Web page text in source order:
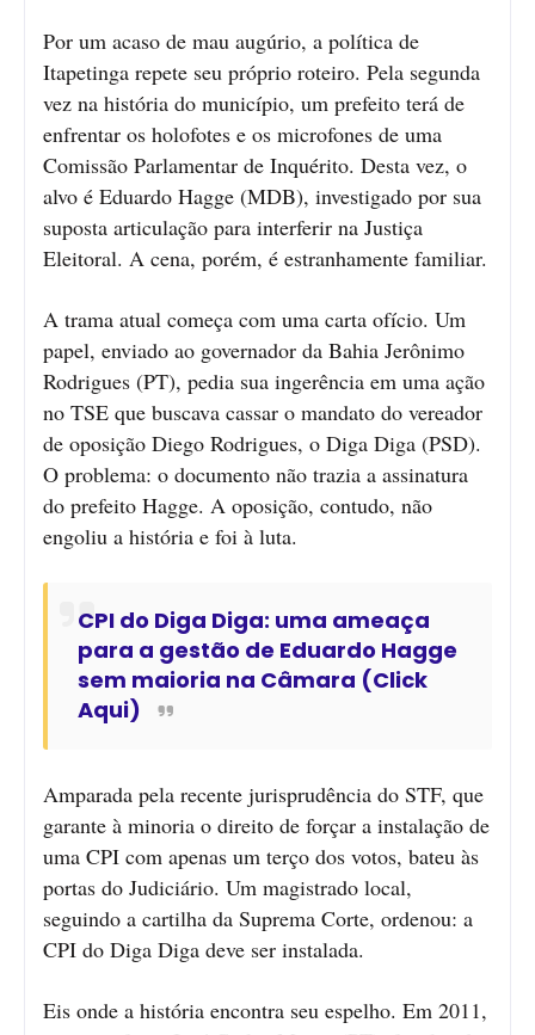
Por um acaso de mau augúrio, a política de
Itapetinga repete seu próprio roteiro. Pela segunda
vez na história do município, um prefeito terá de
enfrentar os holofotes e os microfones de uma
Comissão Parlamentar de Inquérito. Desta vez, o
alvo é Eduardo Hagge (MDB), investigado por sua
suposta articulação para interferir na Justiça
Eleitoral. A cena, porém, é estranhamente familiar.
A trama atual começa com uma carta ofício. Um
papel, enviado ao governador da Bahia Jerônimo
Rodrigues (PT), pedia sua ingerência em uma ação
no TSE que buscava cassar o mandato do vereador
de oposição Diego Rodrigues, o Diga Diga (PSD).
O problema: o documento não trazia a assinatura
do prefeito Hagge. A oposição, contudo, não
engoliu a história e foi à luta.
CPI do Diga Diga: uma ameaça
para a gestão de Eduardo Hagge
sem maioria na Câmara (Click
Aqui)
Amparada pela recente jurisprudência do STF, que
garante à minoria o direito de forçar a instalação de
uma CPI com apenas um terço dos votos, bateu às
portas do Judiciário. Um magistrado local,
seguindo a cartilha da Suprema Corte, ordenou: a
CPI do Diga Diga deve ser instalada.
Eis onde a história encontra seu espelho. Em 2011,